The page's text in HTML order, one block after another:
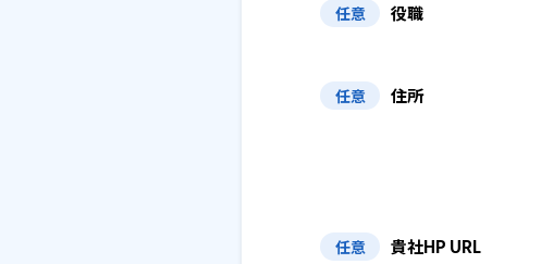
任意 役職
任意 住所
任意 貴社HP URL